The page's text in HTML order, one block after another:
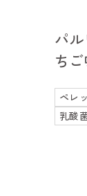
パ
ち
ペレ
乳酸